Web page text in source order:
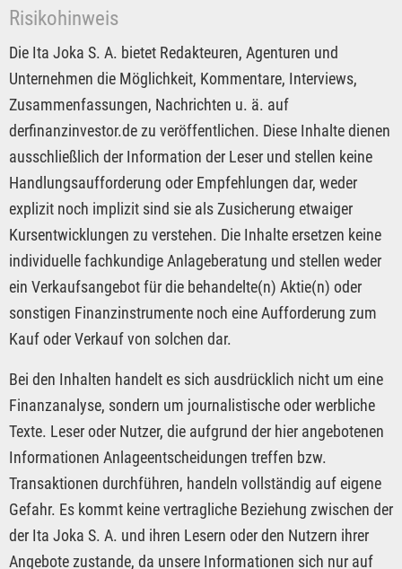
Risikohinweis
Die Ita Joka S. A. bietet Redakteuren, Agenturen und
Unternehmen die Möglichkeit, Kommentare, Interviews,
Zusammenfassungen, Nachrichten u. ä. auf
derfinanzinvestor.de zu veröffentlichen. Diese Inhalte dienen
ausschließlich der Information der Leser und stellen keine
Handlungsaufforderung oder Empfehlungen dar, weder
explizit noch implizit sind sie als Zusicherung etwaiger
Kursentwicklungen zu verstehen. Die Inhalte ersetzen keine
individuelle fachkundige Anlageberatung und stellen weder
ein Verkaufsangebot für die behandelte(n) Aktie(n) oder
sonstigen Finanzinstrumente noch eine Aufforderung zum
Kauf oder Verkauf von solchen dar.
Bei den Inhalten handelt es sich ausdrücklich nicht um eine
Finanzanalyse, sondern um journalistische oder werbliche
Texte. Leser oder Nutzer, die aufgrund der hier angebotenen
Informationen Anlageentscheidungen treffen bzw.
Transaktionen durchführen, handeln vollständig auf eigene
Gefahr. Es kommt keine vertragliche Beziehung zwischen der
der Ita Joka S. A. und ihren Lesern oder den Nutzern ihrer
Angebote zustande, da unsere Informationen sich nur auf